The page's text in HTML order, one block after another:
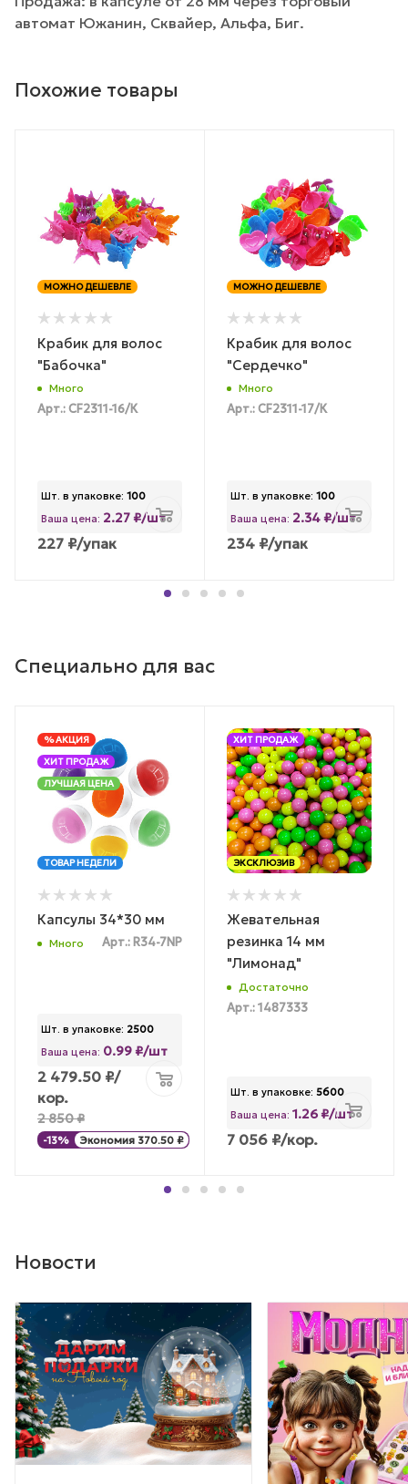
автомат Южанин, Сквайер, Альфа, Биг.
Похожие товары
МОЖНО ДЕШЕВЛЕ
Крабик для волос
"Бабочка"
Много
Арт.: CF2311-16/К
Шт. в упаковке: 100
Ваша цена: 2.27 ₽/шт
227 ₽/упак
МОЖНО ДЕШЕВЛЕ
Крабик для волос
"Сердечко"
Много
Арт.: CF2311-17/К
Шт. в упаковке: 100
Ваша цена: 2.34 ₽/шт
234 ₽/упак
Специально для вас
% АКЦИЯ
ХИТ ПРОДАЖ
ЛУЧШАЯ ЦЕНА
ТОВАР НЕДЕЛИ
Капсулы 34*30 мм
Много Арт.: R34-7NP
Шт. в упаковке: 2500
Ваша цена: 0.99 ₽/шт
2 479.50 ₽/
кор.
2 850₽
-13% Экономия 370.50 ₽
ХИТ ПРОДАЖ
ЭКСКЛЮЗИВ
Жевательная
резинка 14 мм
"Лимонад"
Достаточно
Арт.: 1487333
Шт. в упаковке: 5600
Ваша цена: 1.26 ₽/шт
7 056 ₽/кор.
Новости